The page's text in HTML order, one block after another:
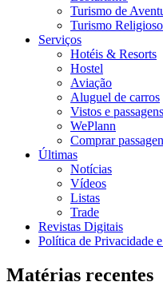
Turismo de
Turismo Religioso
Serviços
Hotéis & Resorts
Hostel
Aviação
Aluguel de carros
Vistos e passagens
WePlann
Comprar
Últimas
Notícias
Vídeos
Listas
Trade
Revistas Digitais
Política de Privacidade
Matérias recentes